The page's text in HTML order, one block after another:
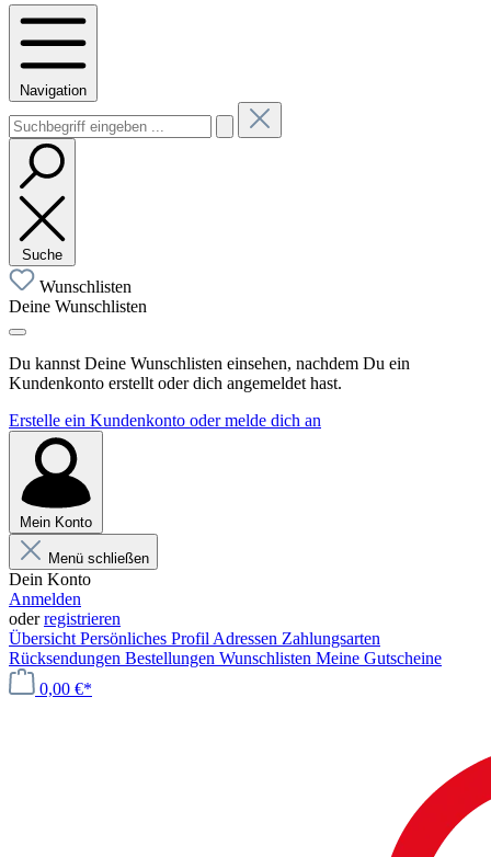
Navigation
Suche
Wunschlisten
Deine Wunschlisten
Du kannst Deine Wunschlisten einsehen, nachdem Du ein
Kundenkonto erstellt oder dich angemeldet hast.
Erstelle ein Kundenkonto oder melde dich an
Mein Konto
Menü schließen
Dein Konto
Anmelden
oderregistrieren
Übersicht Persönliches Profil Adressen Zahlungsarten
Rücksendungen Bestellungen Wunschlisten Meine Gutscheine
0,00 €*